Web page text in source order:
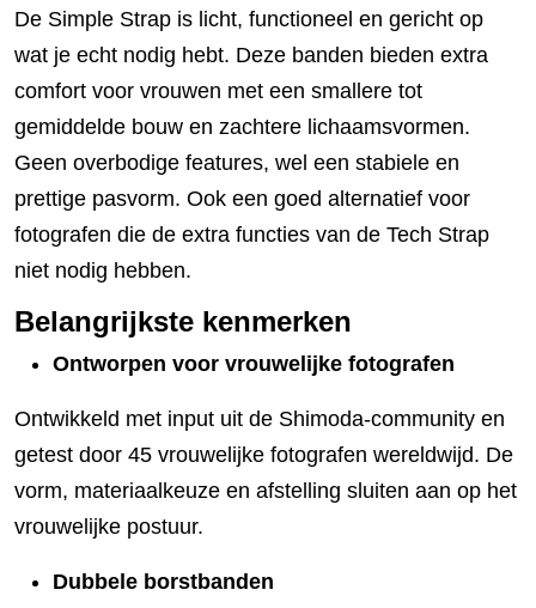
De Simple Strap is licht, functioneel en gericht op
wat je echt nodig hebt. Deze banden bieden extra
comfort voor vrouwen met een smallere tot
gemiddelde bouw en zachtere lichaamsvormen.
Geen overbodige features, wel een stabiele en
prettige pasvorm. Ook een goed alternatief voor
fotografen die de extra functies van de Tech Strap
niet nodig hebben.
Belangrijkste kenmerken
Ontworpen voor vrouwelijke fotografen
Ontwikkeld met input uit de Shimoda-community en
getest door 45 vrouwelijke fotografen wereldwijd. De
vorm, materiaalkeuze en afstelling sluiten aan op het
vrouwelijke postuur.
Dubbele borstbanden